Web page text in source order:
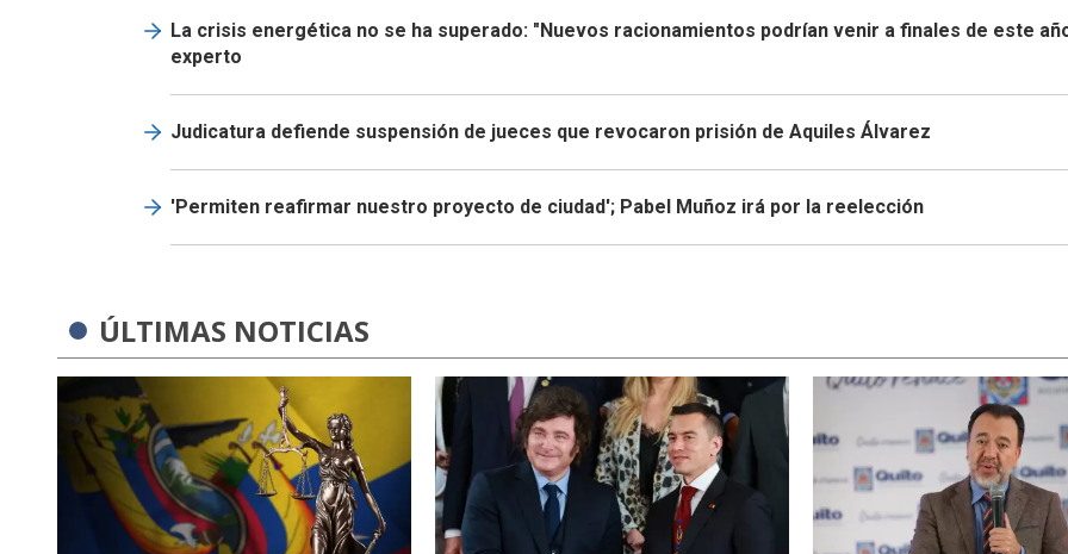
La crisis energética no se ha superado: "Nuevos racionamientos podrían venir a finales de este
experto
Judicatura defiende suspensión de jueces que revocaron prisión de Aquiles Álvarez
'Permiten reafirmar nuestro proyecto de ciudad'; Pabel Muñoz irá por la reelección
ÚLTIMAS NOTICIAS